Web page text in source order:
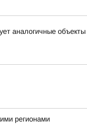
аналогичные
регионами